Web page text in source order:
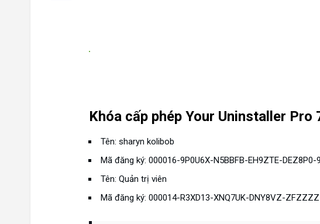
Khóa cấp phép Your Uninstaller Pro
Tên: sharyn kolibob
Mã đăng ký: 000016-9P0U6X-N5BBFB-EH9ZTE-
Tên: Quản trị viên
Mã đăng ký: 000014-R3XD13-XNQ7UK-DNY8VZ-